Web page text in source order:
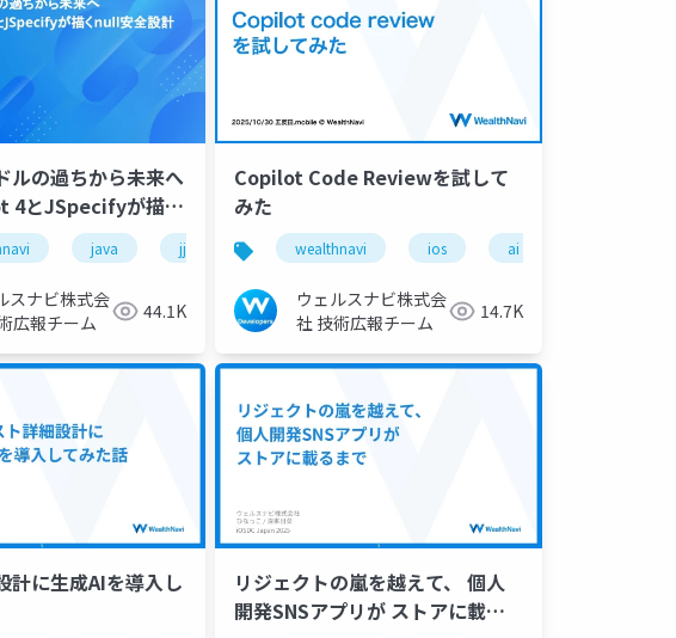
ecs
ルの過ちから未来へ
4とJSpecifyが描く
java jjug
スナビ株式会
広報チーム
44.1K
Copilot Code Reviewを試して
みた
wealthnavi ios ai
ウェルスナビ株式会
社 技術広報チーム
14.7K
計に生成AIを導入し
リジェクトの嵐を越えて、 個人
開発SNSアプリが ストアに載る